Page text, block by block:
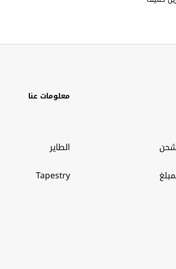
معلومات عنا
الطاير
Tapestry